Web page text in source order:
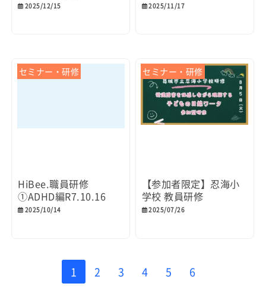
2025/12/15 2025/11/17
セミナー・研修
HiBee.職員研修
①ADHD編R7.10.16
2025/10/14
セミナー・研修
【参加者限定】忍海小
学校 教員研修
2025/07/26
1 2 3 4 5 6